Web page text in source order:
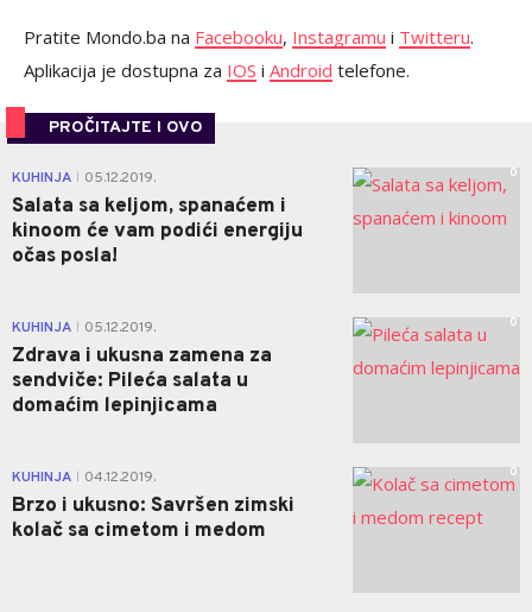
Pratite Mondo.ba na Facebooku, Instagramu i Twitteru.
Aplikacija je dostupna za IOS i Android telefone.
PROČITAJTE I OVO
KUHINJA 05.12.2019.
Salata sa keljom, spanaćem i
kinoom će vam podići energiju
očas posla!
0
KUHINJA 05.12.2019.
Zdrava i ukusna zamena za
sendviče: Pileća salata u
domaćim lepinjicama
0
KUHINJA 04.12.2019.
Brzo i ukusno: Savršen zimski
kolač sa cimetom i medom
0